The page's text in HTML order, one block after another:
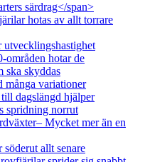
särdrag</span>
hotas av allt torrare
områden hotar de
ska skyddas
många variationer
dagslängd hjälper
spridning norrut
Mycket mer än en
allt senare